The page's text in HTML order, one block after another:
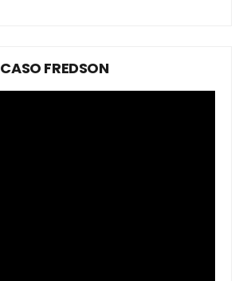
CASO FREDSON